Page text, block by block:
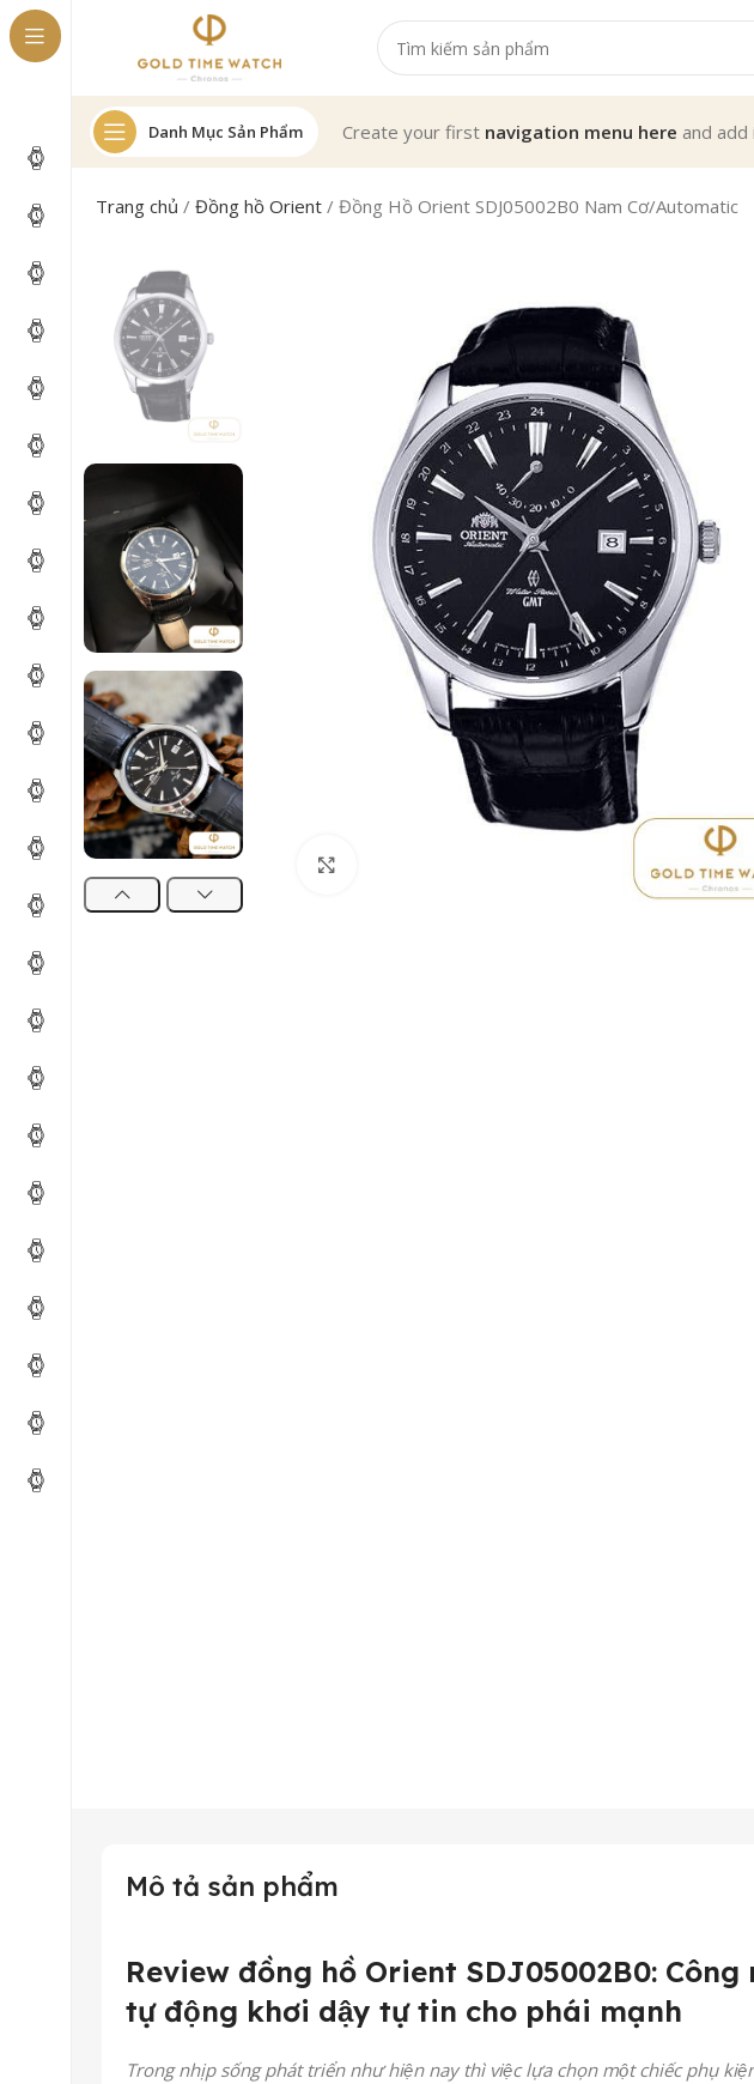
Danh Mục Sản Phẩm Create your first navigation menu here and
Trang chủ /Đồng hồ Orient /Đồng Hồ Orient SDJ05002B0 Nam Cơ/Automatic
Mô tả sản phẩm
Review đồng hồ Orient SDJ05002B0: Công
tự động khơi dậy tự tin cho phái mạnh
Trong nhịp sống phát triển như hiện nay thì việc lựa chọn một chiếc phụ